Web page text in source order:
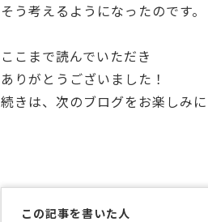
そう考えるようになったのです。
ここまで読んでいただき
ありがとうございました！
続きは、次のブログをお楽しみ
この記事を書いた人